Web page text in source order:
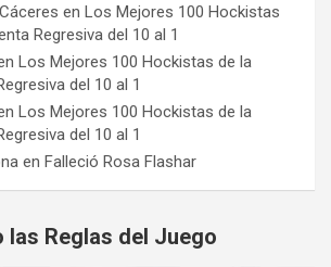
en Los Mejores 100 Hockistas
Regresiva del 10 al 1
Los Mejores 100 Hockistas de la
del 10 al 1
Los Mejores 100 Hockistas de la
del 10 al 1
en Falleció Rosa Flashar
las Reglas del Juego